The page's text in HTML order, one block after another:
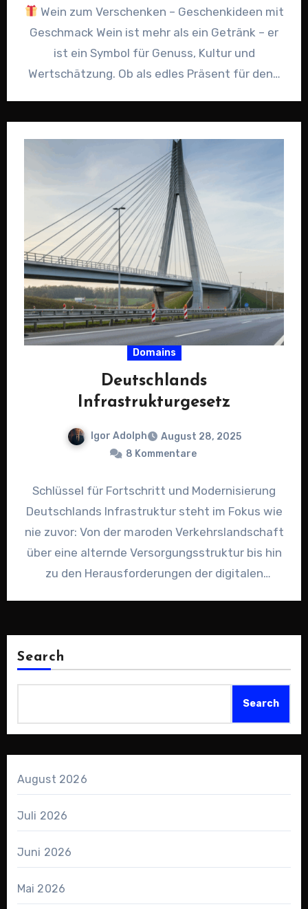
Wein zum Verschenken – Geschenkideen mit
Geschmack Wein ist mehr als ein Getränk – er
ist ein Symbol für Genuss, Kultur und
Wertschätzung. Ob als edles Präsent für den…
Domains
Deutschlands
Infrastrukturgesetz
Igor Adolph
August 28, 2025
8 Kommentare
Schlüssel für Fortschritt und Modernisierung
Deutschlands Infrastruktur steht im Fokus wie
nie zuvor: Von der maroden Verkehrslandschaft
über eine alternde Versorgungsstruktur bis hin
zu den Herausforderungen der digitalen
Search
Search
August 2026
Juli 2026
Juni 2026
Mai 2026